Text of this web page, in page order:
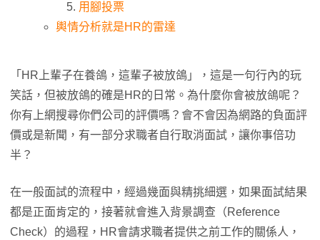
用腳投票
輿情分析就是HR的雷達
「HR上輩子在養鴿，這輩子被放鴿」，這是一句行內的玩
笑話，但被放鴿的確是HR的日常。為什麼你會被放鴿呢？
你有上網搜尋你們公司的評價嗎？會不會因為網路的負面評
價或是新聞，有一部分求職者自行取消面試，讓你事倍功
半？
在一般面試的流程中，經過幾面與精挑細選，如果面試結果
都是正面肯定的，接著就會進入背景調查（Reference
Check）的過程，HR會請求職者提供之前工作的關係人，